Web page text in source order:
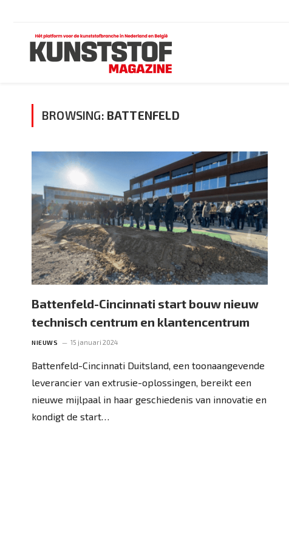
BROWSING: BATTENFELD
Battenfeld-Cincinnati start bouw nieuw
technisch centrum en klantencentrum
NIEUWS 15 januari 2024
Battenfeld-Cincinnati Duitsland, een toonaangevende
leverancier van extrusie-oplossingen, bereikt een
nieuwe mijlpaal in haar geschiedenis van innovatie en
kondigt de start…